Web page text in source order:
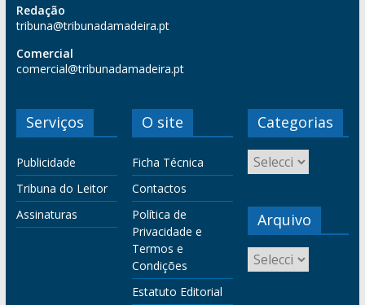
Redação
tribuna@tribunadamadeira.pt
Comercial
comercial@tribunadamadeira.pt
Serviços
Publicidade
Tribuna do Leitor
Assinaturas
O site
Ficha Técnica
Contactos
Política de
Privacidade e
Termos e
Condições
Estatuto Editorial
Categorias
Arquivo